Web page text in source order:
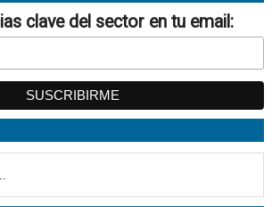
clave del sector en tu email: